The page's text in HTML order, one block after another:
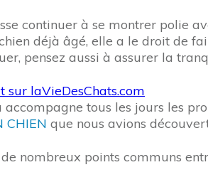
continuer à se montrer polie
déjà âgé, elle a le droit de
pensez aussi à assurer la
tous les jours les
CHIEN que nous avions
nombreux points communs